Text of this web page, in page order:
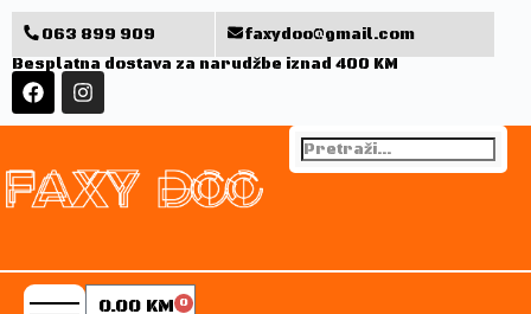
063 899 909
faxydoo@gmail.com
Besplatna dostava za narudžbe iznad 400 KM
0.00 KM 0